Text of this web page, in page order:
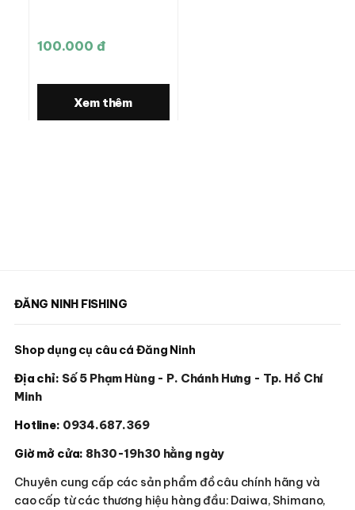
100.000 đ
Xem thêm
ĐĂNG NINH FISHING
Shop dụng cụ câu cá Đăng Ninh
Địa chỉ: Số 5 Phạm Hùng - P. Chánh Hưng - Tp. Hồ Chí
Minh
Hotline: 0934.687.369
Giờ mở cửa: 8h30-19h30 hằng ngày
Chuyên cung cấp các sản phẩm đồ câu chính hãng và
cao cấp từ các thương hiệu hàng đầu: Daiwa, Shimano,